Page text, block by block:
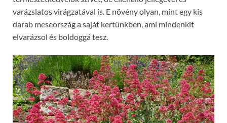
varázslatos virágzatával is. E növény olyan, mint egy kis
darab meseország a saját kertünkben, ami mindenkit
elvarázsol és boldoggá tesz.